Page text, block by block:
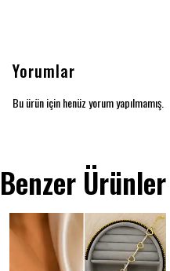
Yorumlar
Bu ürün için henüz yorum yapılmamış.
Benzer Ürünler